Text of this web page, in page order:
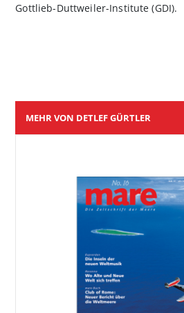
Gottlieb-Duttweiler-Institute (GDI).
MEHR VON DETLEF GÜRTLER